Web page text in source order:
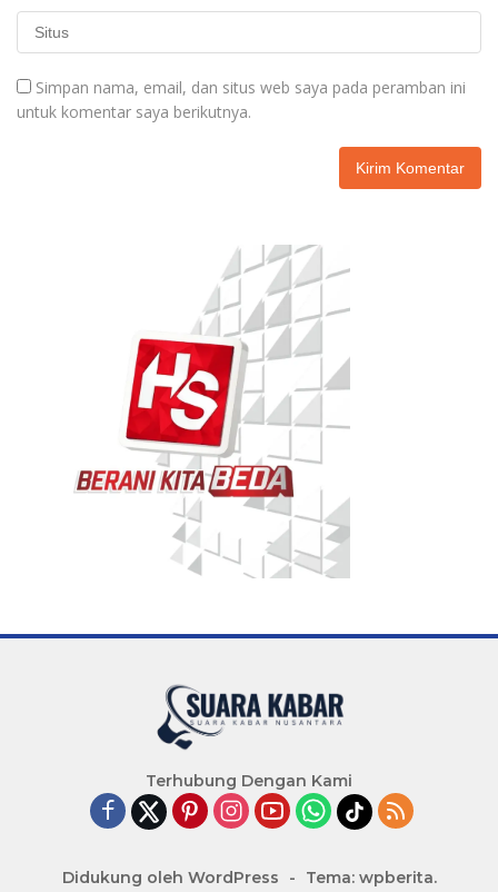
Simpan nama, email, dan situs web saya pada peramban ini
untuk komentar saya berikutnya.
Terhubung Dengan Kami
Didukung oleh WordPress - Tema: wpberita.